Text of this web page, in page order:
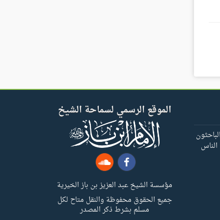
الموقع الرسمي لسماحة الشيخ
مؤسسة الشيخ عبد العزيز بن باز الخيرية
جميع الحقوق محفوظة والنقل متاح لكل
مسلم بشرط ذكر المصدر